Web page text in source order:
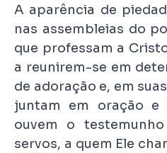
A aparência de
nas assembleias do
que professam a
a reunirem-se em
de adoração e, em
juntam em oração e
ouvem o
servos, a quem Ele